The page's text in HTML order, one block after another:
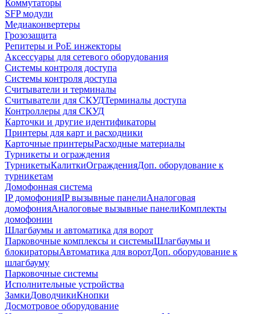
Коммутаторы
SFP модули
Медиаконвертеры
Грозозащита
Репитеры и PoE инжекторы
Аксессуары для сетевого оборудования
Системы контроля доступа
Системы контроля доступа
Считыватели и терминалы
Считыватели для СКУДТерминалы доступа
Контроллеры для СКУД
Карточки и другие идентификаторы
Принтеры для карт и расходники
Карточные принтерыРасходные материалы
Турникеты и ограждения
ТурникетыКалиткиОгражденияДоп. оборудование к
турникетам
Домофонная система
IP домофонияIP вызывные панелиАналоговая
домофонияАналоговые вызывные панелиКомплекты
домофонии
Шлагбаумы и автоматика для ворот
Парковочные комплексы и системыШлагбаумы и
блокираторыАвтоматика для воротДоп. оборудование к
шлагбауму
Парковочные системы
Исполнительные устройства
ЗамкиДоводчикиКнопки
Досмотровое оборудование